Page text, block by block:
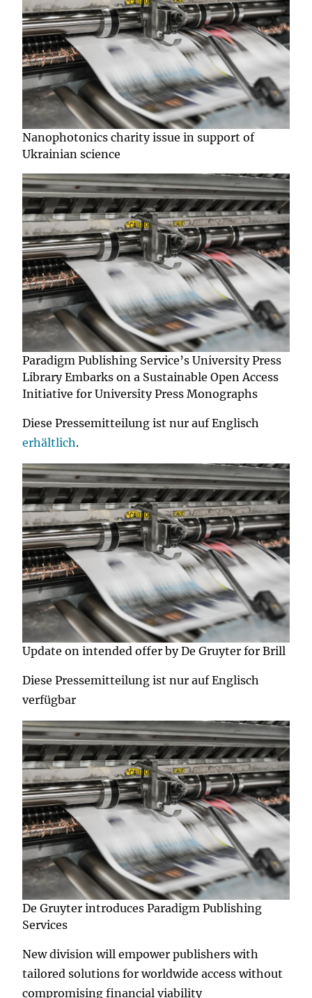
Nanophotonics charity issue in support of
Ukrainian science
Paradigm Publishing Service’s University Press
Library Embarks on a Sustainable Open Access
Initiative for University Press Monographs
Diese Pressemitteilung ist nur auf Englisch
erhältlich.
Update on intended offer by De Gruyter for Brill
Diese Pressemitteilung ist nur auf Englisch
verfügbar
De Gruyter introduces Paradigm Publishing
Services
New division will empower publishers with
tailored solutions for worldwide access without
compromising financial viability